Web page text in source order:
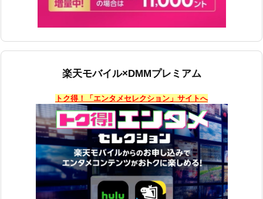
楽天モバイル×DMMプレミアム
トク得！「エンタメセレクション」サイトへ